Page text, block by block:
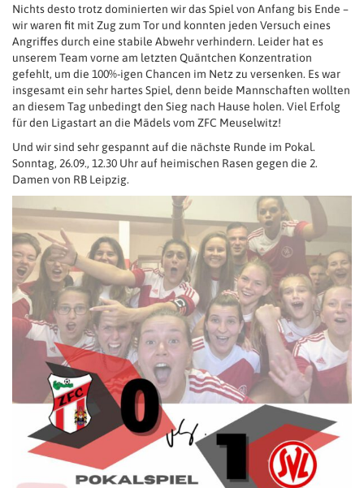
Nichts desto trotz dominierten wir das Spiel von Anfang bis Ende –
wir waren fit mit Zug zum Tor und konnten jeden Versuch eines
Angriffes durch eine stabile Abwehr verhindern. Leider hat es
unserem Team vorne am letzten Quäntchen Konzentration
gefehlt, um die 100%-igen Chancen im Netz zu versenken. Es war
insgesamt ein sehr hartes Spiel, denn beide Mannschaften wollten
an diesem Tag unbedingt den Sieg nach Hause holen. Viel Erfolg
für den Ligastart an die Mädels vom ZFC Meuselwitz!
Und wir sind sehr gespannt auf die nächste Runde im Pokal.
Sonntag, 26.09., 12.30 Uhr auf heimischen Rasen gegen die 2.
Damen von RB Leipzig.